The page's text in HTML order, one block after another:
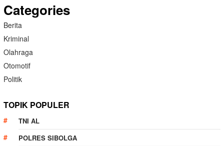
Categories
Berita
Kriminal
Olahraga
Otomotif
Politik
TOPIK POPULER
TNI AL
POLRES SIBOLGA